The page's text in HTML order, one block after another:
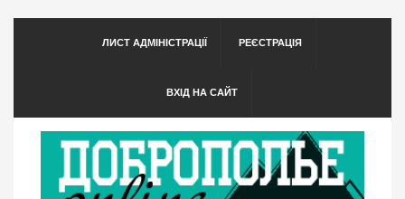
ЛИСТ АДМІНІСТРАЦІЇ РЕЄСТРАЦІЯ
ВХІД НА САЙТ